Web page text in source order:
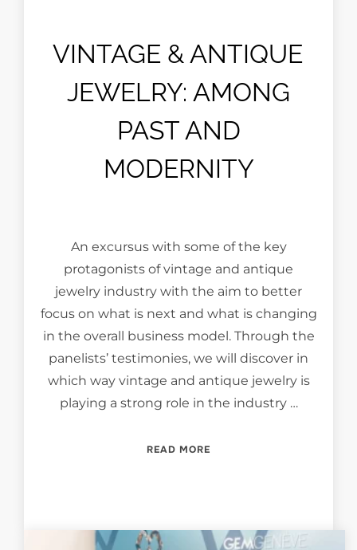
VINTAGE & ANTIQUE
JEWELRY: AMONG
PAST AND
MODERNITY
An excursus with some of the key
protagonists of vintage and antique
jewelry industry with the aim to better
focus on what is next and what is changing
in the overall business model. Through the
panelists’ testimonies, we will discover in
which way vintage and antique jewelry is
playing a strong role in the industry …
READ MORE